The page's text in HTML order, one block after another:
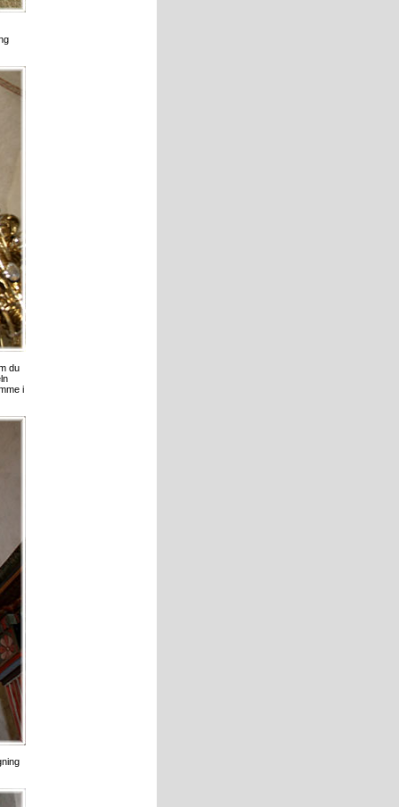
du
i